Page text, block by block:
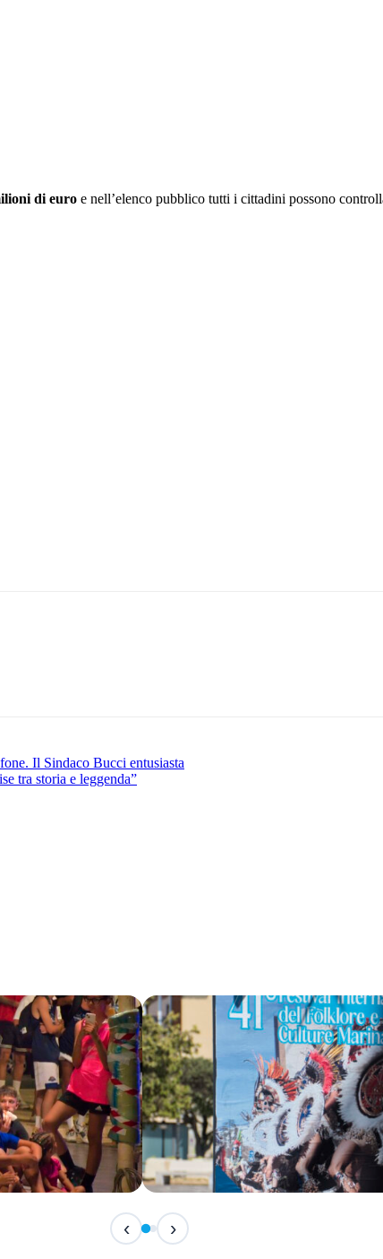
di euroe nell’elenco pubblico tutti i cittadini possono
Il Sindaco Bucci entusiasta
tra storia e leggenda”
IN ARRIVO
Festival Internazionale del
‹ ›